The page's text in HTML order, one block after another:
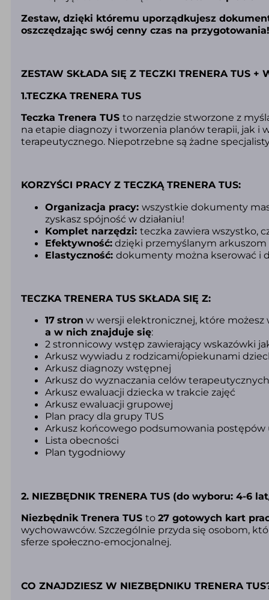
Zestaw, dzięki któremu uporządkujesz
oszczędzając swój cenny czas na
ZESTAW SKŁADA SIĘ Z TECZKI TRENERA TUS
1.TECZKA TRENERA TUS
Teczka Trenera TUSto narzędzie stworzone z
na etapie diagnozy i tworzenia planów terapii, jak i
terapeutycznego. Niepotrzebne są żadne
KORZYŚCI PRACY Z TECZKĄ TRENERA TUS:
Organizacja pracy:wszystkie dokumenty
zyskasz spójność w działaniu!
Komplet narzędzi:teczka zawiera wszystko,
Efektywność: dzięki przemyślanym arkuszom
Elastyczność:dokumenty można kserować i
TECZKA TRENERA TUS SKŁADA SIĘ Z:
17 stron w wersji elektronicznej, które
a w nich znajduje się:
2 stronnicowy wstęp zawierający wskazówki
Arkusz wywiadu z rodzicami/opiekunami
Arkusz diagnozy wstępnej
Arkusz do wyznaczania celów
Arkusz ewaluacji dziecka w trakcie zajęć
Arkusz ewaluacji grupowej
Plan pracy dla grupy TUS
Arkusz końcowego podsumowania postępów
Lista obecności
Plan tygodniowy
2. NIEZBĘDNIK TRENERA TUS (do wyboru: 4-6
Niezbędnik Trenera TUSto27 gotowych kart
wychowawców. Szczególnie przyda się osobom,
sferze społeczno-emocjonalnej.
CO ZNAJDZIESZ W NIEZBĘDNIKU TRENERA